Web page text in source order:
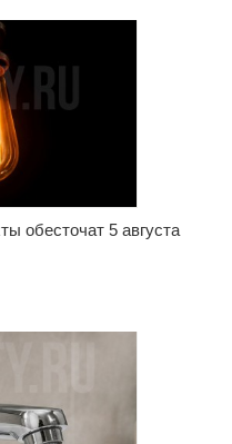
обесточат 5 августа